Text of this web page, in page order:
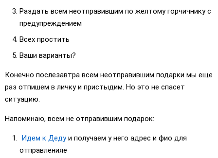
Раздать всем неотправившим по желтому горчичнику с
предупреждением
Всех простить
Ваши варианты?
Конечно послезавтра всем неотправившим подарки мы еще
раз отпишем в личку и пристыдим. Но это не спасет
ситуацию.
Напоминаю, всем не отправившим подарок:
Идем к Дедуи получаем у него адрес и фио для
отправленияe